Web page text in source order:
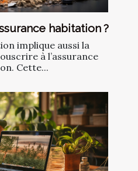
habitation ?
implique aussi la
à l’assurance
Cette...